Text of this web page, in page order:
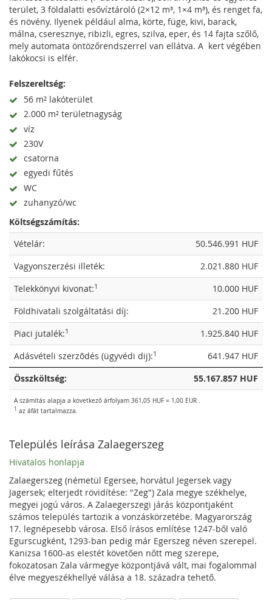
terület, 3 földalatti esővíztároló (2×12 m³, 1×4 m³), és renget fa,
és növény. Ilyenek például alma, körte, füge, kivi, barack,
málna, cseresznye, ribizli, egres, szilva, eper, és 14 fajta szőlő,
mely automata öntözőrendszerrel van ellátva. A kert végében
lakókocsi is elfér.
Felszereltség:
56 m² lakóterület
2.000 m² területnagyság
víz
230V
csatorna
egyedi fűtés
WC
zuhanyzó/wc
Költségszámítás:
Vételár:
50.546.991 HUF
Vagyonszerzési illeték:
2.021.880 HUF
Telekkönyvi kivonat:1
10.000 HUF
Földhivatali szolgáltatási díj:
21.200 HUF
Piaci jutalék:1
1.925.840 HUF
Adásvételi szerzõdés (ügyvédi dij):1
641.947 HUF
Összköltség:
55.167.857 HUF
A számítás alapja a következő árfolyam 361,05 HUF = 1,00 EUR .
1 az áfát tartalmazza.
Település leírása Zalaegerszeg
Hivatalos honlapja
Zalaegerszeg (németül Egersee, horvátul Jegersek vagy
Jagersek; elterjedt rövidítése: "Zeg") Zala megye székhelye,
megyei jogú város. A Zalaegerszegi járás központjaként
számos település tartozik a vonzáskörzetébe. Magyarország
17. legnépesebb városa. Első írásos említése 1247-ből való
Egurscugként, 1293-ban pedig már Egerszeg néven szerepel.
Kanizsa 1600-as elestét követően nőtt meg szerepe,
fokozatosan Zala vármegye központjává vált, mai fogalommal
élve megyeszékhellyé válása a 18. századra tehető.